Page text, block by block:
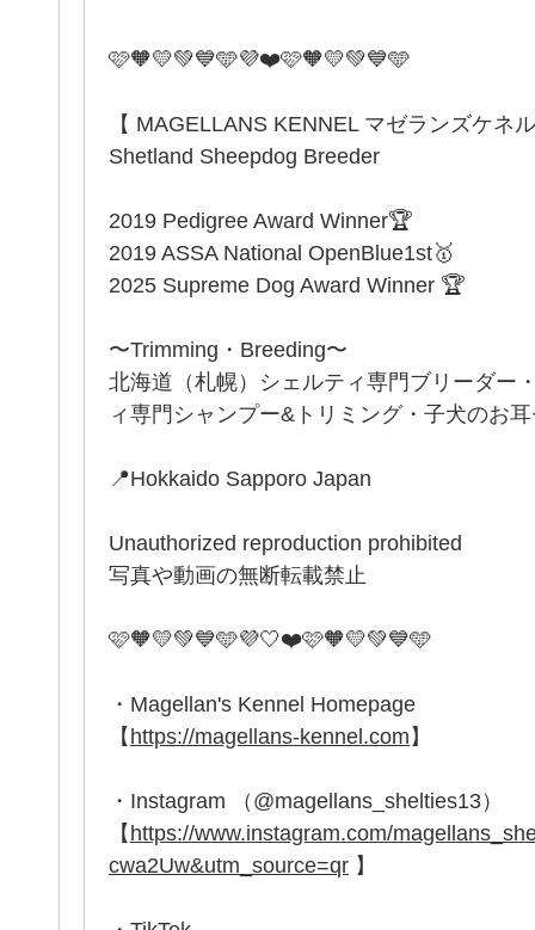
️🩷🧡💛💚💙🩵💜❤️🩷🧡💛💚💙🩵
【 MAGELLANS KENNEL マゼランズケネ
Shetland Sheepdog Breeder
2019 Pedigree Award Winner🏆
2019 ASSA National OpenBlue1st🥇
2025 Supreme Dog Award Winner 🏆
〜Trimming・Breeding〜
北海道（札幌）シェルティ専門ブリーダー
ィ専門シャンプー&トリミング・子犬のお
📍Hokkaido Sapporo Japan
Unauthorized reproduction prohibited
写真や動画の無断転載禁止
🩷🧡💛💚💙🩵💜🤍❤️🩷🧡💛💚💙🩵
・Magellan's Kennel Homepage
【https://magellans-kennel.com】
・Instagram （@magellans_shelties13）
【https://www.instagram.com/
cwa2Uw&utm_source=qr 】